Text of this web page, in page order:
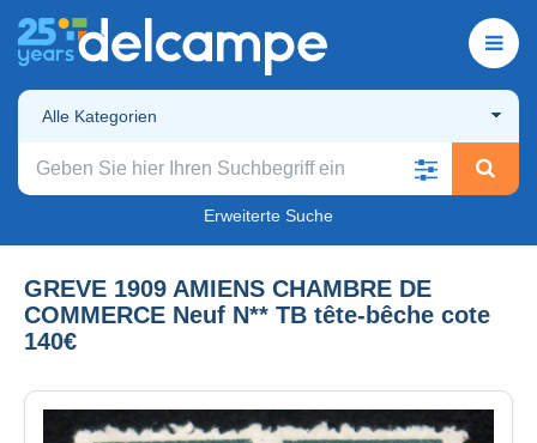
Alle Kategorien
Erweiterte Suche
GREVE 1909 AMIENS CHAMBRE DE
COMMERCE Neuf N** TB tête-bêche cote
140€